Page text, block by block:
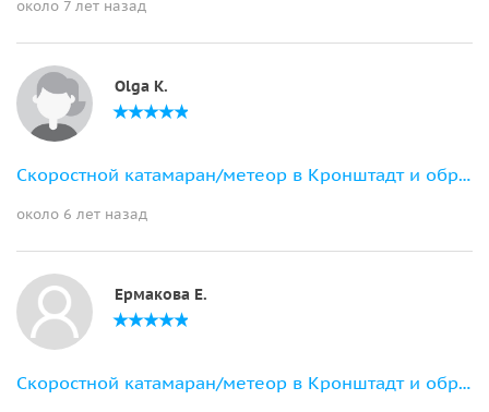
около 7 лет назад
Olga K.
Скоростной катамаран/метеор в Кронштадт и обратно
около 6 лет назад
Ермакова Е.
Скоростной катамаран/метеор в Кронштадт и обратно